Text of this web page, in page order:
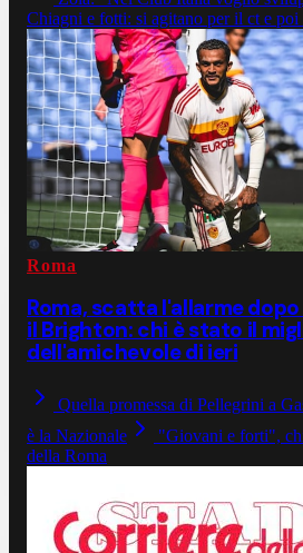
Chiagni e fotti: si agitano per il ct e poi
Roma
Roma, scatta l'allarme
il Brighton: chi è stato il
dell'amichevole di ieri
Quella promessa di Pellegrini a
è la Nazionale
"Giovani e forti",
della Roma